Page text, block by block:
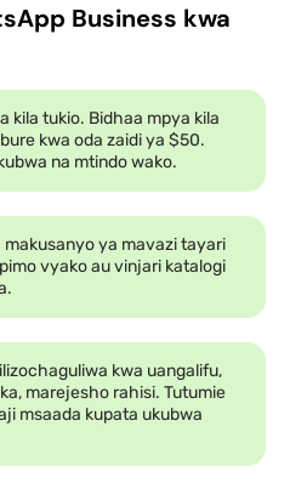
Business kwa
kila tukio. Bidhaa mpya kila
kwa oda zaidi ya $50.
na mtindo wako.
makusanyo ya mavazi tayari
vyako au vinjari katalogi
kwa uangalifu,
marejesho rahisi. Tutumie
msaada kupata ukubwa